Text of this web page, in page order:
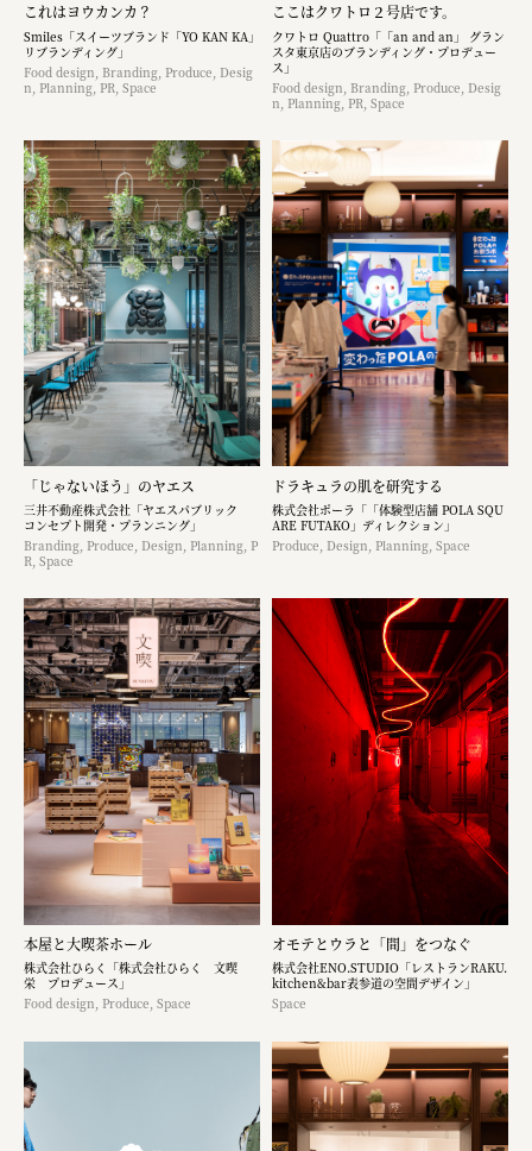
これはヨウカンカ？
Smiles「スイーツブランド「YO KAN KA」
リブランディング」
Food design, Branding, Produce, Desig
n, Planning, PR, Space
ここはクワトロ２号店です。
クワトロ Quattro「「an and an」 グラン
スタ東京店のブランディング・プロデュー
ス」
Food design, Branding, Produce, Desig
n, Planning, PR, Space
「じゃないほう」のヤエス
三井不動産株式会社「ヤエスパブリック
コンセプト開発・プランニング」
Branding, Produce, Design, Planning, P
R, Space
ドラキュラの肌を研究する
株式会社ポーラ「「体験型店舗 POLA SQU
ARE FUTAKO」ディレクション」
Produce, Design, Planning, Space
本屋と大喫茶ホール
株式会社ひらく「株式会社ひらく 文喫
栄 プロデュース」
Food design, Produce, Space
オモテとウラと「間」をつなぐ
株式会社ENO.STUDIO「レストランRAKU.
kitchen&bar表参道の空間デザイン」
Space